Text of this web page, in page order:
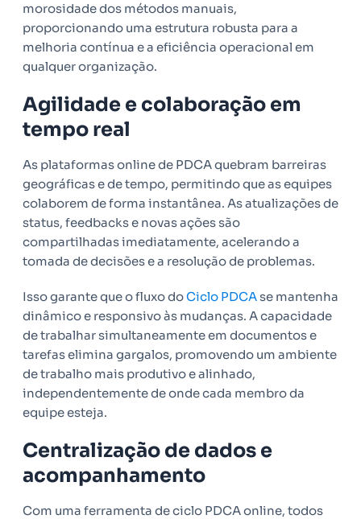
morosidade dos métodos manuais,
proporcionando uma estrutura robusta para a
melhoria contínua e a eficiência operacional em
qualquer organização.
Agilidade e colaboração em
tempo real
As plataformas online de PDCA quebram barreiras
geográficas e de tempo, permitindo que as equipes
colaborem de forma instantânea. As atualizações de
status, feedbacks e novas ações são
compartilhadas imediatamente, acelerando a
tomada de decisões e a resolução de problemas.
Isso garante que o fluxo doCiclo PDCAse mantenha
dinâmico e responsivo às mudanças. A capacidade
de trabalhar simultaneamente em documentos e
tarefas elimina gargalos, promovendo um ambiente
de trabalho mais produtivo e alinhado,
independentemente de onde cada membro da
equipe esteja.
Centralização de dados e
acompanhamento
Com uma ferramenta de ciclo PDCA online, todos